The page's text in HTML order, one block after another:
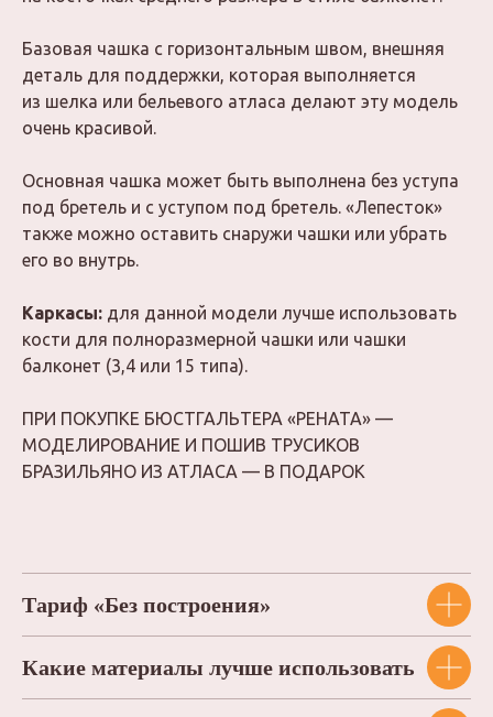
Базовая чашка с горизонтальным швом, внешняя
деталь для поддержки, которая выполняется
из шелка или бельевого атласа делают эту модель
очень красивой.
Основная чашка может быть выполнена без уступа
под бретель и с уступом под бретель. «Лепесток»
также можно оставить снаружи чашки или убрать
его во внутрь.
Каркасы: для данной модели лучше использовать
кости для полноразмерной чашки или чашки
балконет (3,4 или 15 типа).
ПРИ ПОКУПКЕ БЮСТГАЛЬТЕРА «РЕНАТА» —
МОДЕЛИРОВАНИЕ И ПОШИВ ТРУСИКОВ
БРАЗИЛЬЯНО ИЗ АТЛАСА — В ПОДАРОК
Тариф «Без построения»
Какие материалы лучше использовать
ОСТАЛИСЬ
ВОПРОСЫ?
вы хотите что-то уточнить, напишите
нам в мессенджерах или на почту